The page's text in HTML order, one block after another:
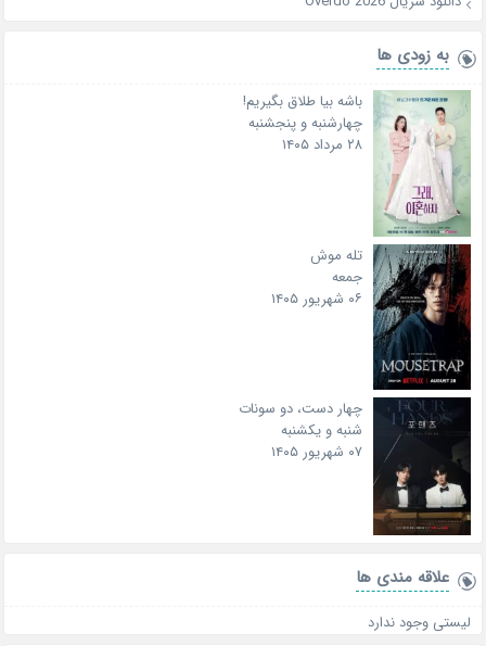
به زودی ها
باشه بیا طلاق بگیریم!
چهارشنبه و پنجشنبه
۲۸ مرداد ۱۴۰۵
تله موش
جمعه
۰۶ شهریور ۱۴۰۵
چهار دست، دو سونات
شنبه و یکشنبه
۰۷ شهریور ۱۴۰۵
علاقه‌ مندی ها
لیستی وجود ندارد